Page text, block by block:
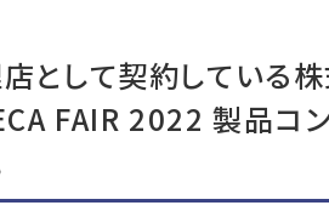
として契約している
FAIR 2022 製品コ